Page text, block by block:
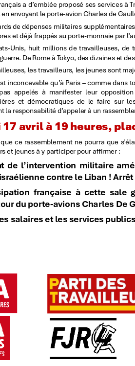
du blocus de Gaza !